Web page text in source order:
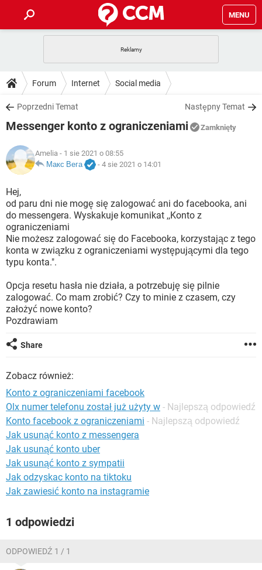
MENU
GRY WHATSAPP
SPOTIFY
INSTAGRAM FACEBOOK
WINDOWS 10
PORADY
PlayStation
INSTAGRAM
WINDOWS 10
DO POBRANIA
ANDROID TIKTOK
GRY
IOS NETFLIX
INSTAGRAM
WINDOWS 10
COVID-19
GRY
SPOTIFY
INSTAGRAM FACEBOOK
WINDOWS 10
ARTYKUŁY
COVID-19
GRY WHATSAPP
SPOTIFY
INSTAGRAM FACEBOOK
WINDOWS 10
Forum Internet Social media
Poprzedni Temat Następny Temat
Messenger konto z ograniczeniami Zamknięty
Amelia - 1 sie 2021 o 08:55
Макс Вега
- 4 sie 2021 o 14:01
Hej,
od paru dni nie mogę się zalogować ani do facebooka, ani
do messengera. Wyskakuje komunikat ,,Konto z
ograniczeniami
Nie możesz zalogować się do Facebooka, korzystając z tego
konta w związku z ograniczeniami występującymi dla tego
typu konta.".
Opcja resetu hasła nie działa, a potrzebuję się pilnie
zalogować. Co mam zrobić? Czy to minie z czasem, czy
założyć nowe konto?
Pozdrawiam
Share
Zobacz również:
Konto z ograniczeniami facebook
Olx numer telefonu został już użyty w - Najlepszą odpowiedź
Konto facebook z ograniczeniami - Najlepszą odpowiedź
Jak usunąć konto z messengera
Jak usunąć konto uber
Jak usunąć konto z sympatii
Jak odzyskac konto na tiktoku
Jak zawiesić konto na instagramie
1 odpowiedzi
ODPOWIEDŹ 1 / 1